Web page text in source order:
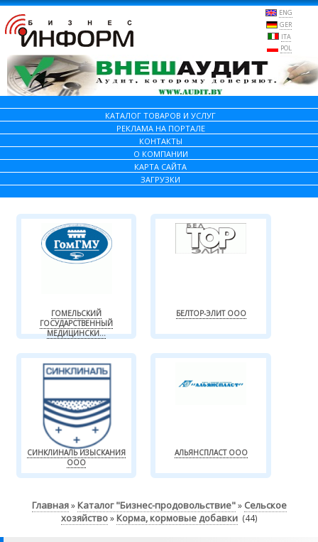
ENG
GER
ITA
POL
КАТАЛОГ ТОВАРОВ И УСЛУГ
РЕКЛАМА НА ПОРТАЛЕ
КОНТАКТЫ
О КОМПАНИИ
КАРТА САЙТА
ЗАГРУЗКИ
ГОМЕЛЬСКИЙ
ГОСУДАРСТВЕННЫЙ
МЕДИЦИНСКИ...
БЕЛТОР-ЭЛИТ ООО
СИНКЛИНАЛЬ ИЗЫСКАНИЯ
ООО
АЛЬЯНСПЛАСТ ООО
Главная» Каталог "Бизнес-продовольствие"» Сельское
хозяйство» Корма, кормовые добавки(44)